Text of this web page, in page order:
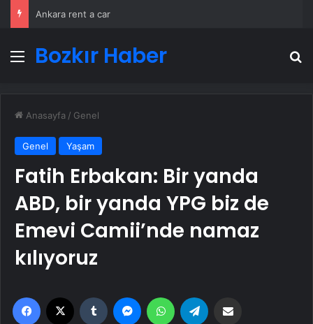
Ankara rent a car
Menü
Bozkır Haber
Anasayfa / Genel
Genel Yaşam
Fatih Erbakan: Bir yanda
ABD, bir yanda YPG biz de
Emevi Camii’nde namaz
kılıyoruz
Facebook Tumblr MessengerWhatsApp